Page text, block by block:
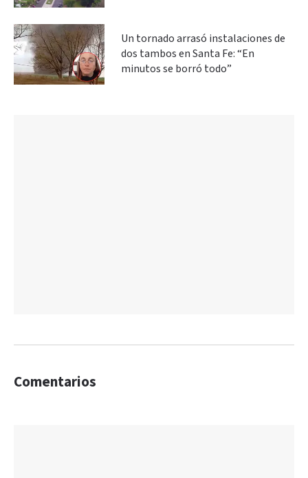
Un tornado arrasó instalaciones de
dos tambos en Santa Fe: “En
minutos se borró todo”
Comentarios